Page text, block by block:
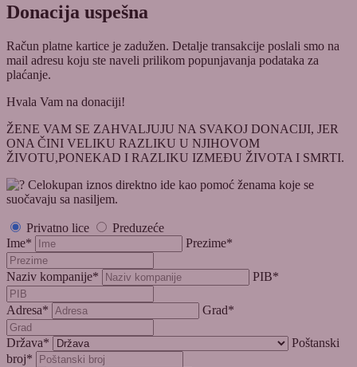
Donacija uspešna
Račun platne kartice je zadužen. Detalje transakcije poslali smo na
mail adresu koju ste naveli prilikom popunjavanja podataka za
plaćanje.
Hvala Vam na donaciji!
ŽENE VAM SE ZAHVALJUJU NA SVAKOJ DONACIJI, JER
ONA ČINI VELIKU RAZLIKU U NJIHOVOM
ŽIVOTU,PONEKAD I RAZLIKU IZMEĐU ŽIVOTA I SMRTI.
Celokupan iznos direktno ide kao pomoć ženama koje se
suočavaju sa nasiljem.
Privatno lice
Preduzeće
Ime*
Prezime*
Naziv kompanije* PIB*
Adresa* Grad*
Država*
Poštanski
broj*